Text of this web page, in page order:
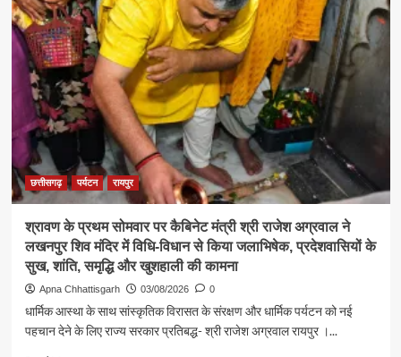
एवं
संस्कृति
मंत्री
श्री
राजेश
अग्रवाल
ने
जनदर्शन
सुनीं
आमजन
की
छत्तीसगढ़ पर्यटन रायपुर
श्रावण के प्रथम सोमवार पर कैबिनेट मंत्री श्री राजेश अग्रवाल ने
लखनपुर शिव मंदिर में विधि-विधान से किया जलाभिषेक, प्रदेशवासियों के
सुख, शांति, समृद्धि और खुशहाली की कामना
Apna Chhattisgarh 03/08/2026 0
धार्मिक आस्था के साथ सांस्कृतिक विरासत के संरक्षण और धार्मिक पर्यटन को नई
पहचान देने के लिए राज्य सरकार प्रतिबद्ध- श्री राजेश अग्रवाल रायपुर ।...